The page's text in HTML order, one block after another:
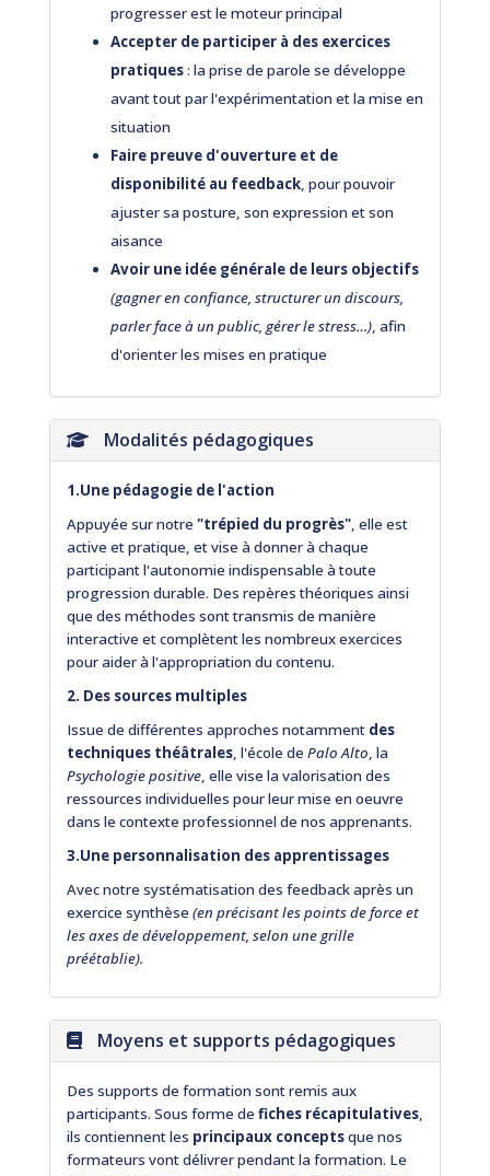
progresser est le moteur principal
Accepter de participer à des exercices
pratiques: la prise de parole se développe
avant tout par l'expérimentation et la mise en
situation
Faire preuve d'ouverture et de
disponibilité au feedback, pour pouvoir
ajuster sa posture, son expression et son
aisance
Avoir une idée générale de leurs objectifs
(gagner en confiance, structurer un discours,
parler face à un public, gérer le stress…), afin
d'orienter les mises en pratique
Modalités pédagogiques
1.Une pédagogie de l'action
Appuyée sur notre "trépied du progrès", elle est
active et pratique, et vise à donner à chaque
participant l'autonomie indispensable à toute
progression durable. Des repères théoriques ainsi
que des méthodes sont transmis de manière
interactive et complètent les nombreux exercices
pour aider à l'appropriation du contenu.
2. Des sources multiples
Issue de différentes approches notamment des
techniques théâtrales, l'école de Palo Alto, la
Psychologie positive, elle vise la valorisation des
ressources individuelles pour leur mise en oeuvre
dans le contexte professionnel de nos apprenants.
3.Une personnalisation des apprentissages
Avec notre systématisation des feedback après un
exercice synthèse (en précisant les points de force et
les axes de développement, selon une grille
préétablie).
Moyens et supports pédagogiques
Des supports de formation sont remis aux
participants. Sous forme de fiches récapitulatives,
ils contiennent les principaux conceptsque nos
formateurs vont délivrer pendant la formation. Le